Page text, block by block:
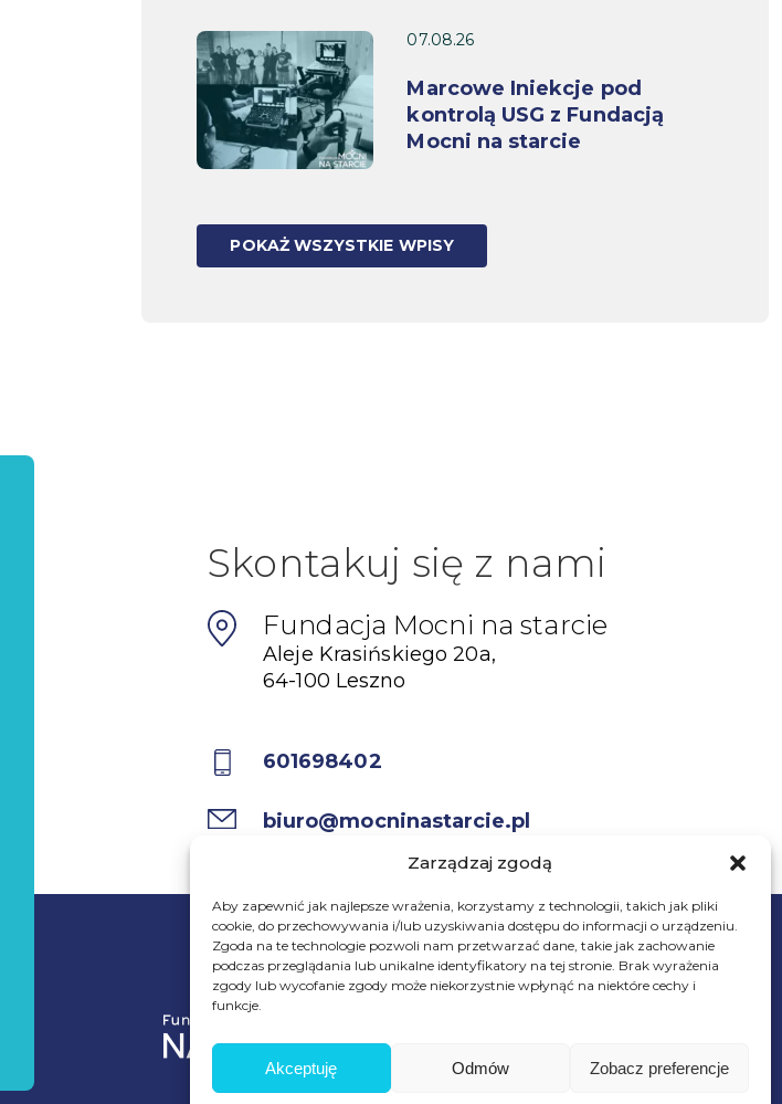
Zarządzaj zgodą
Aby zapewnić jak najlepsze wrażenia, korzystamy z technologii, takich jak pliki
cookie, do przechowywania i/lub uzyskiwania dostępu do informacji o urządzeniu.
Zgoda na te technologie pozwoli nam przetwarzać dane, takie jak zachowanie
podczas przeglądania lub unikalne identyfikatory na tej stronie. Brak wyrażenia
zgody lub wycofanie zgody może niekorzystnie wpłynąć na niektóre cechy i
funkcje.
Akceptuję Odmów Zobacz preferencje
07.08.26
Marcowe Iniekcje pod
kontrolą USG z Fundacją
Mocni na starcie
POKAŻ WSZYSTKIE WPISY
Skontakuj się z nami
Fundacja Mocni na starcie
Aleje Krasińskiego 20a,
64-100 Leszno
601698402
biuro@mocninastarcie.pl
Wesprzyj
fundację